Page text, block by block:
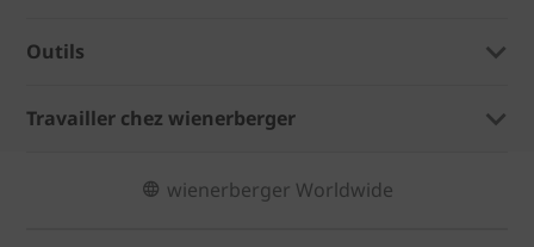
Outils
Travailler chez wienerberger
wienerberger Worldwide